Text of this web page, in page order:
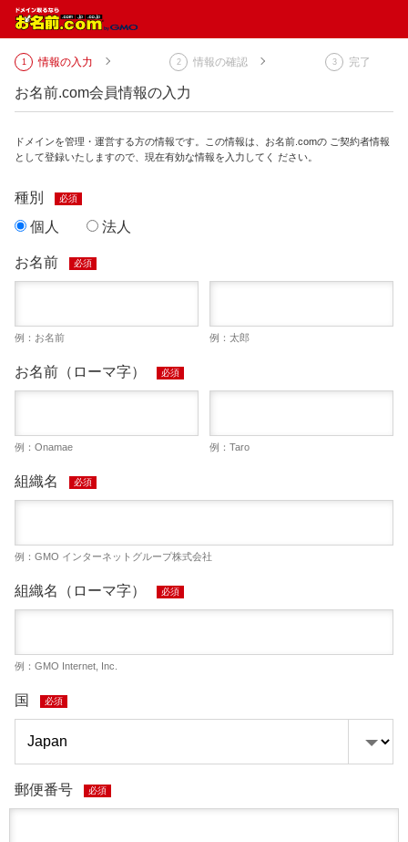
情報の入力 情報の確認 完了
お名前.com会員情報の入力
ドメインを管理・運営する方の情報です。この情報は、お名前.comの ご契約者情報
として登録いたしますので、現在有効な情報を入力してく ださい。
種別 必須
個人 法人
お名前 必須
例：お名前 例：太郎
お名前（ローマ字） 必須
例：Onamae 例：Taro
組織名 必須
例：GMO インターネットグループ株式会社
組織名（ローマ字） 必須
例：GMO Internet, Inc.
国 必須
郵便番号 必須